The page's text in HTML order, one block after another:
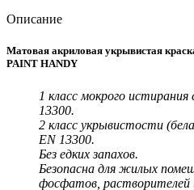
Описание
Матовая акриловая укрывистая
PAINT HANDY
1 класс мокрого истирания
13300.
2 класс укрывистости
EN 13300.
Без едких запахов.
Безопасна для жилых
фосфатов, растворителей